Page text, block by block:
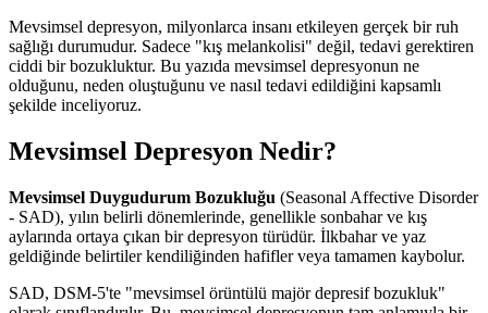
Mevsimsel depresyon, milyonlarca insanı etkileyen gerçek bir ruh
sağlığı durumudur. Sadece "kış melankolisi" değil, tedavi gerektiren
ciddi bir bozukluktur. Bu yazıda mevsimsel depresyonun ne
olduğunu, neden oluştuğunu ve nasıl tedavi edildiğini kapsamlı
şekilde inceliyoruz.
Mevsimsel Depresyon Nedir?
Mevsimsel Duygudurum Bozukluğu (Seasonal Affective Disorder
- SAD), yılın belirli dönemlerinde, genellikle sonbahar ve kış
aylarında ortaya çıkan bir depresyon türüdür. İlkbahar ve yaz
geldiğinde belirtiler kendiliğinden hafifler veya tamamen kaybolur.
SAD, DSM-5'te "mevsimsel örüntülü majör depresif bozukluk"